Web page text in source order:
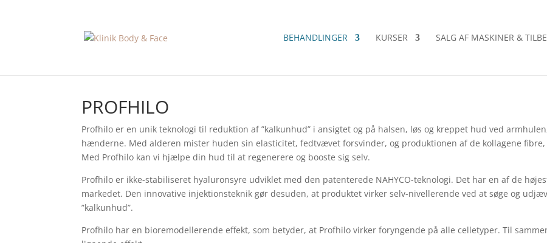
BEHANDLINGER KURSER SALG AF MASKINER &
PROFHILO
Profhilo er en unik teknologi til reduktion af ”kalkunhud” i ansigtet og på halsen, løs og kreppet hud ved
hænderne. Med alderen mister huden sin elasticitet, fedtvævet forsvinder, og produktionen af de kollagene
Med Profhilo kan vi hjælpe din hud til at regenerere og booste sig selv.
Profhilo er ikke-stabiliseret hyaluronsyre udviklet med den patenterede NAHYCO-teknologi. Det har en af de
markedet. Den innovative injektionsteknik gør desuden, at produktet virker selv-nivellerende ved at søge og
”kalkunhud”.
Profhilo har en bioremodellerende effekt, som betyder, at Profhilo virker foryngende på alle celletyper. Til